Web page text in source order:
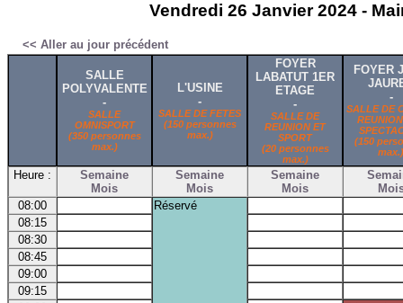
Vendredi 26 Janvier 2024 -
<< Aller au jour précédent
SALLE
POLYVALENTE
-
SALLE
OMNISPORT
(350 personnes
max.)
L'USINE
-
SALLE DE FETES
(150 personnes
max.)
FOYER
LABATUT 1ER
ETAGE
-
SALLE DE
REUNION ET
SPORT
(20 personnes
max.)
FOYER
-
SALLE DE
(150
max.)
Heure :
Semaine
Mois
Semaine
Mois
Semaine
Mois
08:00
Réservé
08:15
08:30
08:45
09:00
09:15